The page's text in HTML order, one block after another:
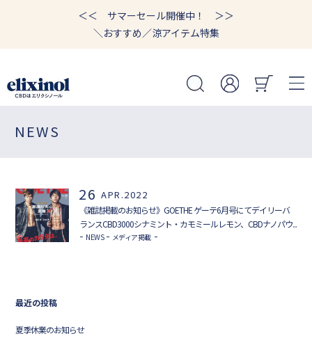
＜＜ サマーセール開催中！ ＞＞
＼おすすめ／涼アイテム特集
NEWS
26 APR.2022
《雑誌掲載のお知らせ》GOETHE ゲーテ6月号にてデイリーバ
ランスCBD3000シナミント・カモミールレモン、CBDナノパウ...
NEWS メディア掲載
最近の投稿
夏季休業のお知らせ